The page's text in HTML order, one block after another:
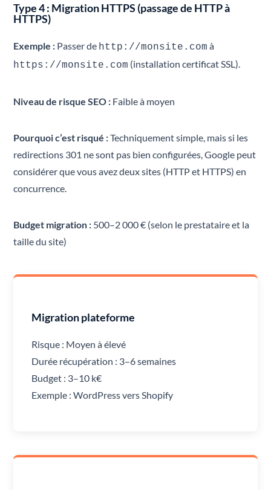
Type 4 : Migration HTTPS (passage de HTTP à
HTTPS)
Exemple : Passer de http://monsite.com à
https://monsite.com (installation certificat SSL).
Niveau de risque SEO : Faible à moyen
Pourquoi c’est risqué :Techniquement simple, mais si les
redirections 301 ne sont pas bien configurées, Google peut
considérer que vous avez deux sites (HTTP et HTTPS) en
concurrence.
Budget migration : 500–2 000 € (selon le prestataire et la
taille du site)
Migration plateforme
Risque : Moyen à élevé
Durée récupération : 3–6 semaines
Budget : 3–10 k€
Exemple : WordPress vers Shopify